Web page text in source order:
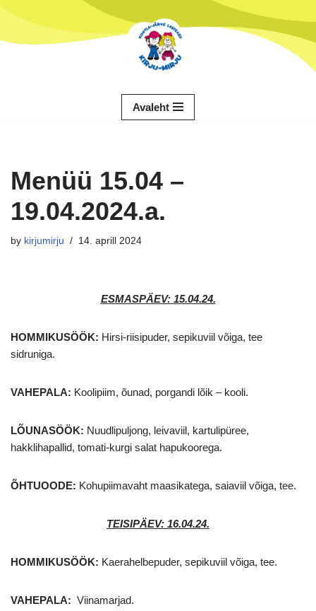
Avaleht
Menüü 15.04 –
19.04.2024.a.
by kirjumirju 14. aprill 2024
ESMASPÄEV: 15.04.24.
HOMMIKUSÖÖK: Hirsi-riisipuder, sepikuviil võiga, tee
sidruniga.
VAHEPALA: Koolipiim, õunad, porgandi lõik – kooli.
LÕUNASÖÖK: Nuudlipuljong, leivaviil, kartulipüree,
hakklihapallid, tomati-kurgi salat hapukoorega.
ÕHTUOODE: Kohupiimavaht maasikatega, saiaviil võiga, tee.
TEISIPÄEV: 16.04.24.
HOMMIKUSÖÖK: Kaerahelbepuder, sepikuviil võiga, tee.
VAHEPALA: Viinamarjad.